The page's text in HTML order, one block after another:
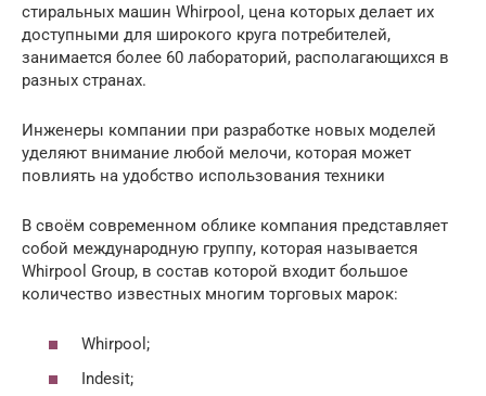
стиральных машин Whirpool, цена которых делает их
доступными для широкого круга потребителей,
занимается более 60 лабораторий, располагающихся в
разных странах.
Инженеры компании при разработке новых моделей
уделяют внимание любой мелочи, которая может
повлиять на удобство использования техники
В своём современном облике компания представляет
собой международную группу, которая называется
Whirpool Group, в состав которой входит большое
количество известных многим торговых марок:
Whirpool;
Indesit;